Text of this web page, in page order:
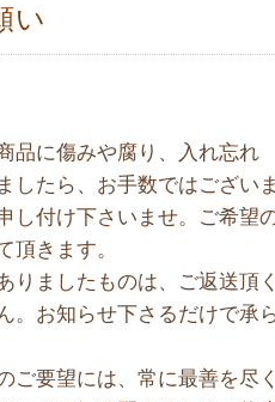
い
品に傷みや腐り、入れ忘れ
したら、お手数ではございま
し付け下さいませ。ご希望
頂きます。
りましたものは、ご返送頂く
。お知らせ下さるだけで承
ご要望には、常に最善を尽く